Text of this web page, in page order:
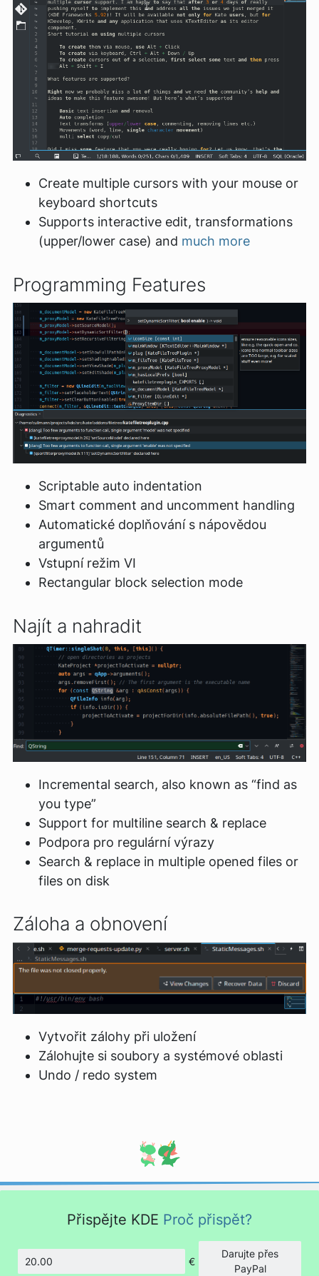
Create multiple cursors with your mouse or
keyboard shortcuts
Supports interactive edit, transformations
(upper/lower case) and much more
Programming Features
Scriptable auto indentation
Smart comment and uncomment handling
Automatické doplňování s nápovědou
argumentů
Vstupní režim VI
Rectangular block selection mode
Najít a nahradit
Incremental search, also known as “find as
you type”
Support for multiline search & replace
Podpora pro regulární výrazy
Search & replace in multiple opened files or
files on disk
Záloha a obnovení
Vytvořit zálohy při uložení
Zálohujte si soubory a systémové oblasti
Undo / redo system
Přispějte KDE Proč přispět?
Částka
€
Darujte přes
PayPal